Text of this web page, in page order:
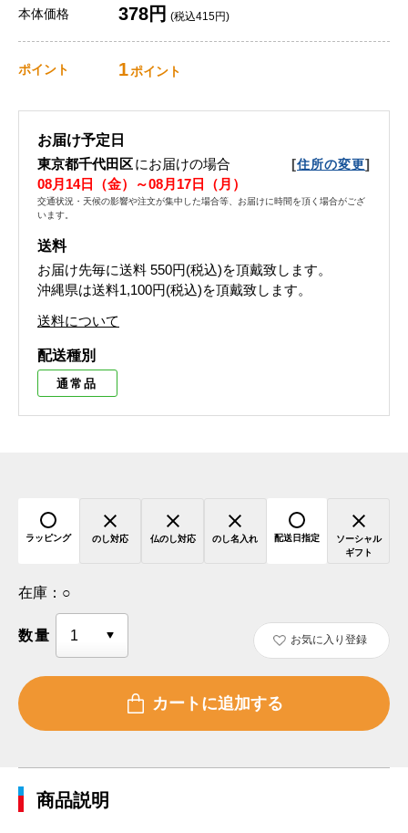
本体価格 378円 (税込415円)
ポイント 1ポイント
お届け予定日
東京都千代田区にお届けの場合 [住所の変更]
08月14日（金）～08月17日（月）
交通状況・天候の影響や注文が集中した場合等、お届けに時間を頂く場合がござ
います。
送料
お届け先毎に送料 550円(税込)を頂戴致します。
沖縄県は送料1,100円(税込)を頂戴致します。
送料について
配送種別
通常品
ラッピング のし対応 仏のし対応 のし名入れ 配送日指定
ソーシャル
ギフト
在庫： ○
数量 お気に入り登録
商品説明